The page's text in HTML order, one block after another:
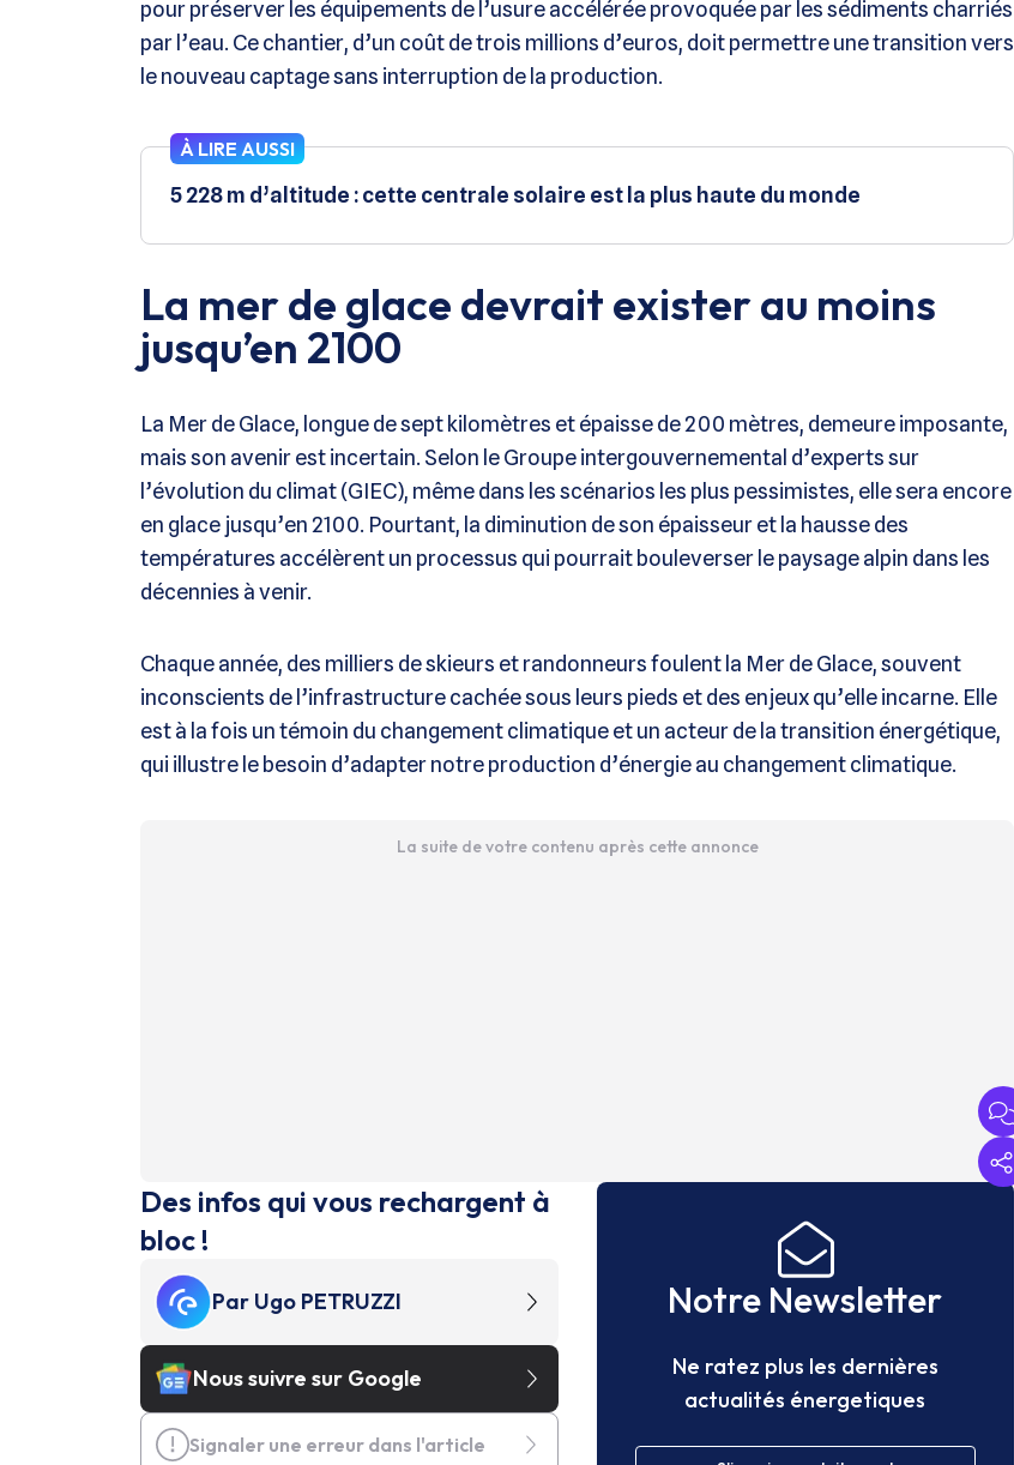
pour préserver les équipements de l’usure accélérée provoquée par les sédiments charriés
par l’eau​. Ce chantier, d’un coût de trois millions d’euros, doit permettre une transition vers
le nouveau captage sans interruption de la production​.
À LIRE AUSSI
5 228 m d’altitude : cette centrale solaire est la plus haute du monde
La mer de glace devrait exister au moins
jusqu’en 2100
La Mer de Glace, longue de sept kilomètres et épaisse de 200 mètres, demeure imposante,
mais son avenir est incertain. Selon le Groupe intergouvernemental d’experts sur
l’évolution du climat (GIEC), même dans les scénarios les plus pessimistes, elle sera encore
en glace jusqu’en 2100​. Pourtant, la diminution de son épaisseur et la hausse des
températures accélèrent un processus qui pourrait bouleverser le paysage alpin dans les
décennies à venir.
Chaque année, des milliers de skieurs et randonneurs foulent la Mer de Glace, souvent
inconscients de l’infrastructure cachée sous leurs pieds et des enjeux qu’elle incarne. Elle
est à la fois un témoin du changement climatique et un acteur de la transition énergétique,
qui illustre le besoin d’adapter notre production d’énergie au changement climatique.
La suite de votre contenu après cette annonce
Des infos qui vous rechargent à
bloc !
Par Ugo PETRUZZI
Nous suivre sur Google
Signaler une erreur dans l'article
Notre Newsletter
Ne ratez plus les dernières
actualités énergetiques